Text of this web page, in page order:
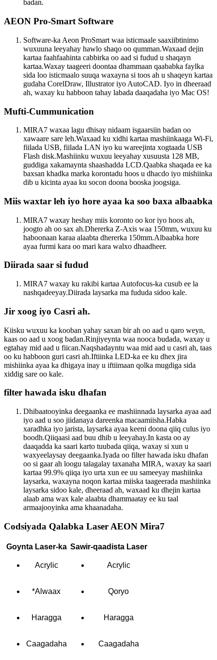
badan.
AEON Pro-Smart Software
Software-ka Aeon ProSmart waa isticmaale saaxiibtinimo
wuxuuna leeyahay hawlo shaqo oo qumman.Waxaad dejin
kartaa faahfaahinta cabbirka oo aad si fudud u shaqayn
kartaa.Waxay taageeri doontaa dhammaan qaababka faylka
sida loo isticmaalo suuqa waxayna si toos ah u shaqeyn kartaa
gudaha CorelDraw, Illustrator iyo AutoCAD. Iyo in dheeraad
ah, waxay ku habboon tahay labada daaqadaha iyo Mac OS!
Mufti-Cummunication
MIRA7 waxaa lagu dhisay nidaam isgaarsiin badan oo
xawaare sare leh.Waxaad ku xidhi kartaa mashiinkaaga Wi-Fi,
fiilada USB, fiilada LAN iyo ku wareejinta xogtaada USB
Flash disk.Mashiinku wuxuu leeyahay xusuusta 128 MB,
guddiga xakamaynta shaashadda LCD.Qaabka shaqada ee ka
baxsan khadka marka korontadu hoos u dhacdo iyo mishiinka
dib u kicinta ayaa ku socon doona booska joogsiga.
Miis waxtar leh iyo hore ayaa ka soo baxa albaabka
MIRA7 waxay heshay miis koronto oo kor iyo hoos ah,
joogto ah oo sax ah.Dhererka Z-Axis waa 150mm, wuxuu ku
haboonaan karaa alaabta dhererka 150mm.Albaabka hore
ayaa furmi kara oo mari kara walxo dhaadheer.
Diirada saar si fudud
MIRA7 waxay ku rakibi kartaa Autofocus-ka cusub ee la
nashqadeeyay.Diirada laysarka ma fududa sidoo kale.
Jir xoog iyo Casri ah.
Kiisku wuxuu ka kooban yahay saxan bir ah oo aad u qaro weyn,
kaas oo aad u xoog badan.Rinjiyeynta waa nooca budada, waxay u
egtahay mid aad u fiican.Naqshadayntu waa mid aad u casri ah, taas
oo ku habboon guri casri ah.Iftiinka LED-ka ee ku dhex jira
mishiinka ayaa ka dhigaya inay u iftiimaan qolka mugdiga sida
xiddig sare oo kale.
filter hawada isku dhafan
Dhibaatooyinka deegaanka ee mashiinnada laysarka ayaa aad
iyo aad u soo jiidanaya dareenka macaamiisha.Habka
xaradhka iyo jarista, laysarka ayaa keeni doona qiiq culus iyo
boodh.Qiiqaasi aad buu dhib u leeyahay.In kasta oo ay
daaqadda ka saari karto tuubada qiiqa, waxay si xun u
waxyeelaysay deegaanka.Iyada oo filter hawada isku dhafan
oo si gaar ah loogu talagalay taxanaha MIRA, waxay ka saari
kartaa 99.9% qiiqa iyo urta xun ee uu sameeyay mashiinka
laysarka, waxayna noqon kartaa miiska taageerada mashiinka
laysarka sidoo kale, dheeraad ah, waxaad ku dhejin kartaa
alaab ama wax kale alaabta dhammaatay ee ku taal
armaajooyinka ama khaanadaha.
Codsiyada Qalabka Laser AEON Mira7
Goynta Laser-ka Sawir-qaadista Laser
Acrylic Acrylic
*Alwaax Qoryo
Haragga Haragga
Caagadaha Caagadaha